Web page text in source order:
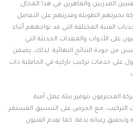
المدربين والماهرين في هذا المجال.
بخبرتهم الطويلة وقدرتهم على التعامل
الفنية المختلفة التي قد تواجههم أثناء
على الأدوات والمعدات الحديثة التي
من جودة النتائج النهائية. لذلك، يضمن
على خدمات تركيب باركيه في الجافلية ذات
المحترفون بتوفير بيئة عمل آمنة
التركيب، مع الحرص على التنسيق المستمر
رغباته بدقة. كما يقدم الفنيون